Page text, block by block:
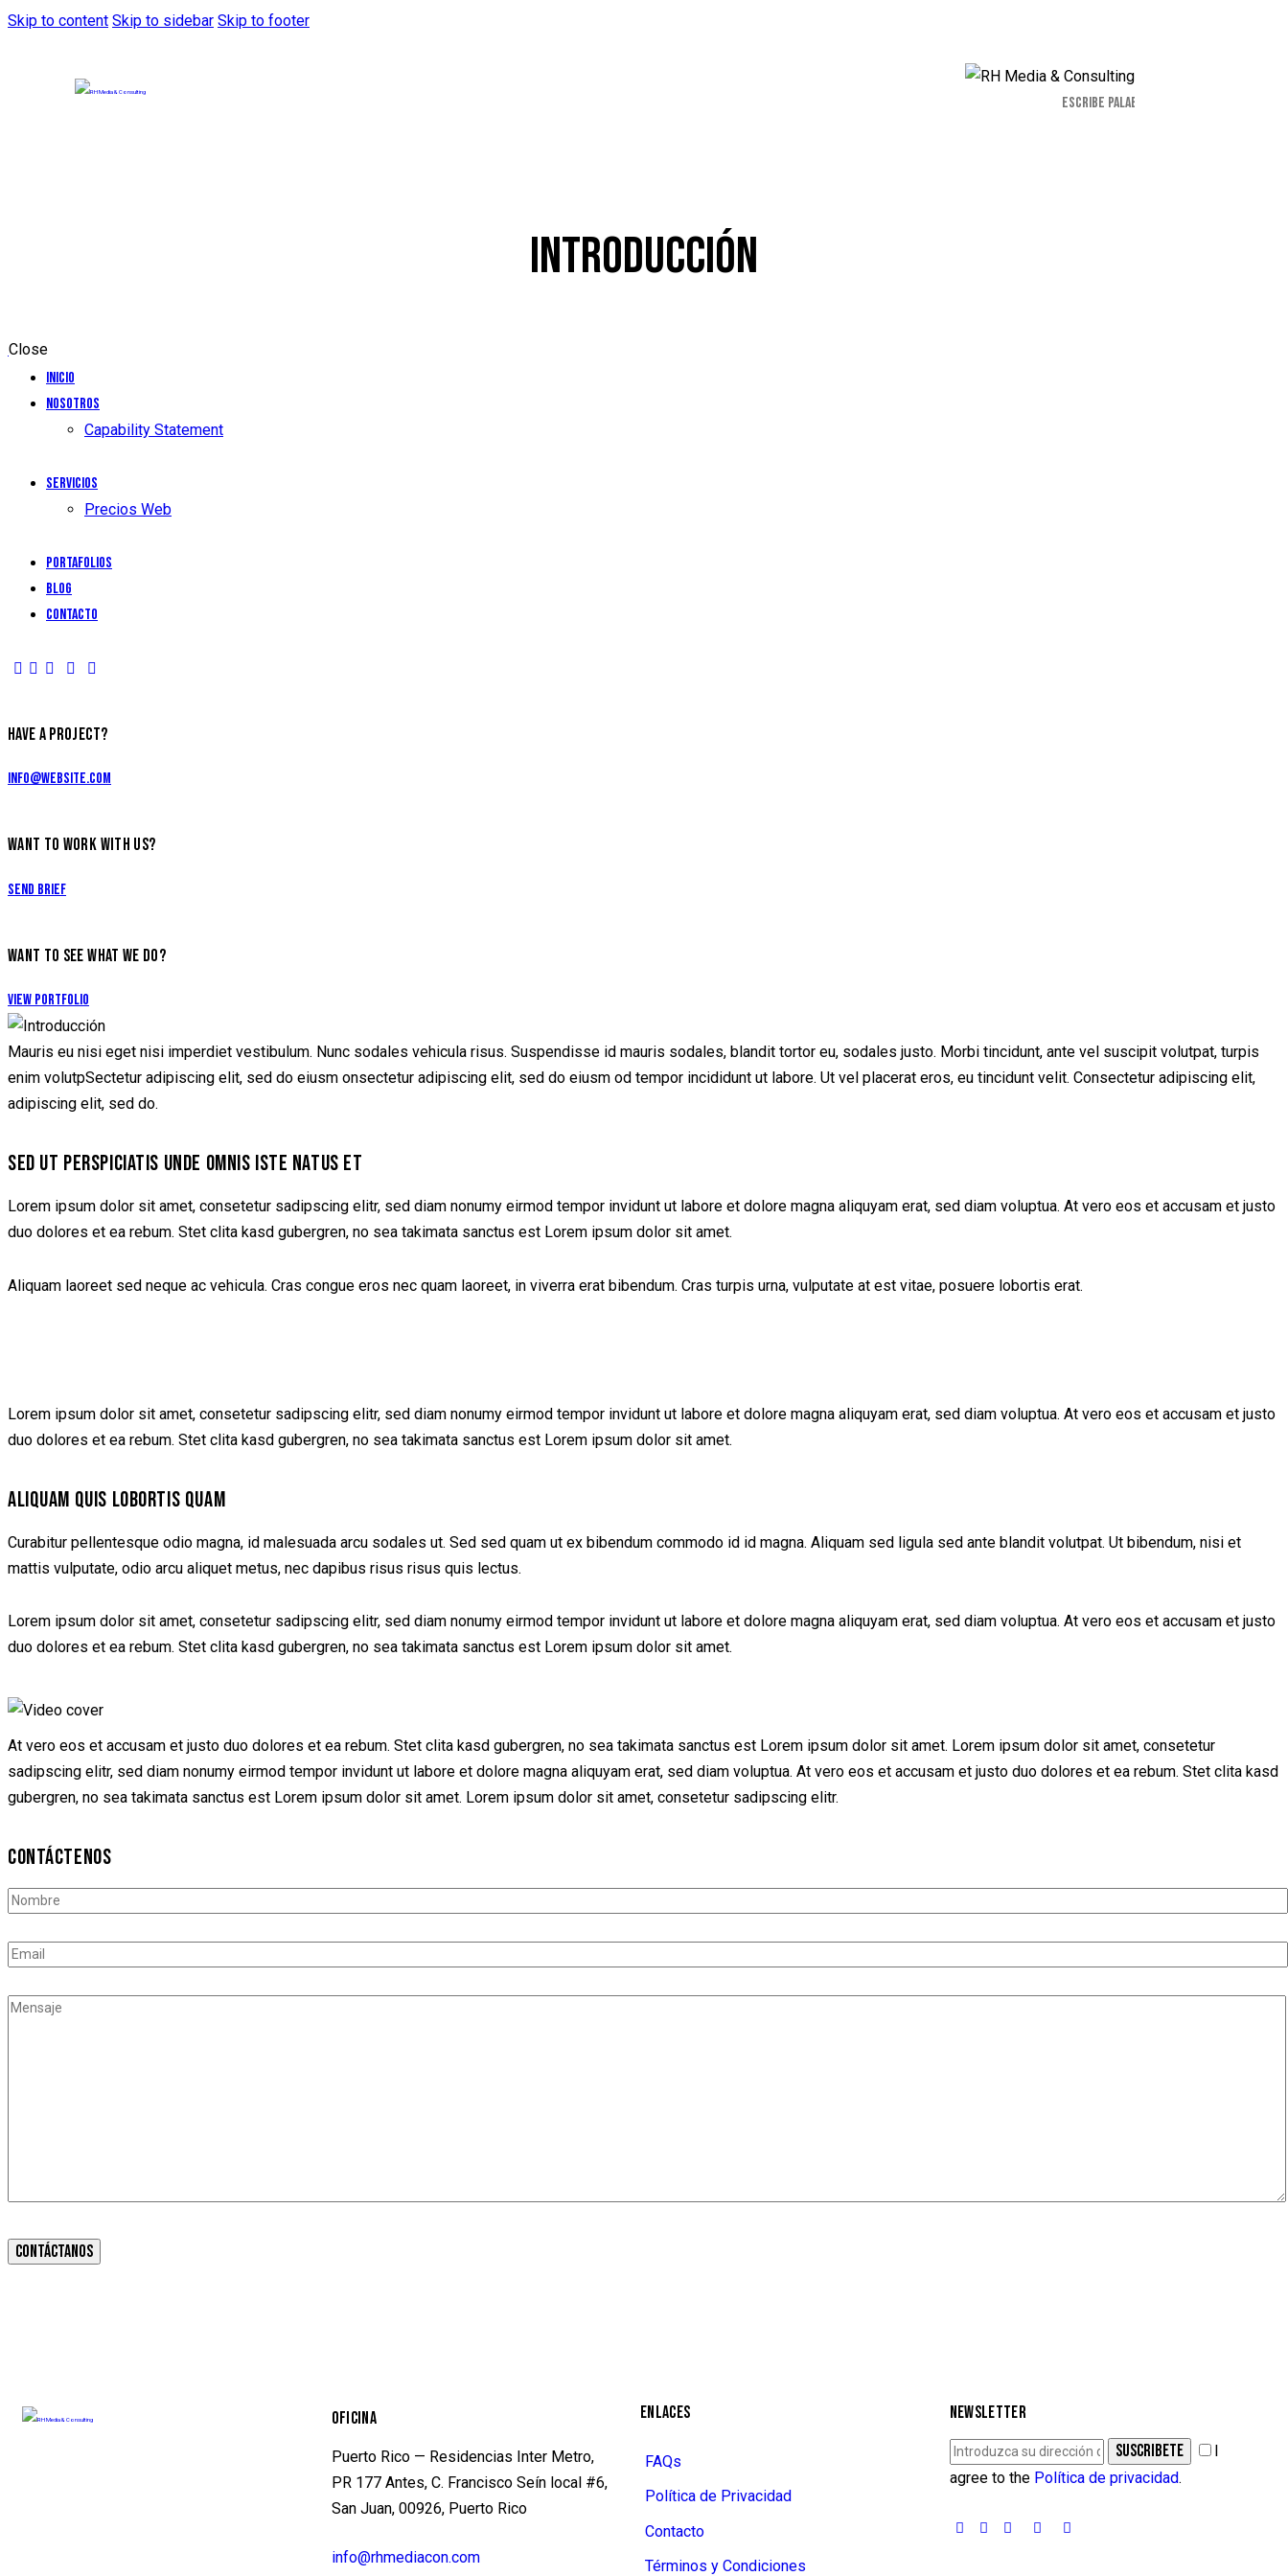
Skip to content Skip to sidebar Skip to footer
INTRODUCCIÓN
Close
Inicio
Nosotros
Capability Statement
Servicios
Precios Web
Portafolios
Blog
Contacto
HAVE A PROJECT?
info@website.com
WANT TO WORK WITH US?
Send Brief
WANT TO SEE WHAT WE DO?
View Portfolio
Mauris eu nisi eget nisi imperdiet vestibulum. Nunc sodales vehicula risus. Suspendisse id mauris sodales, blandit tortor eu, sodales justo. Morbi tincidunt, ante vel suscipit volutpat, turpis
enim volutpSectetur adipiscing elit, sed do eiusm onsectetur adipiscing elit, sed do eiusm od tempor incididunt ut labore. Ut vel placerat eros, eu tincidunt velit. Consectetur adipiscing elit,
adipiscing elit, sed do.
SED UT PERSPICIATIS UNDE OMNIS ISTE NATUS ET
Lorem ipsum dolor sit amet, consetetur sadipscing elitr, sed diam nonumy eirmod tempor invidunt ut labore et dolore magna aliquyam erat, sed diam voluptua. At vero eos et accusam et justo
duo dolores et ea rebum. Stet clita kasd gubergren, no sea takimata sanctus est Lorem ipsum dolor sit amet.
Aliquam laoreet sed neque ac vehicula. Cras congue eros nec quam laoreet, in viverra erat bibendum. Cras turpis urna, vulputate at est vitae, posuere lobortis erat.
Lorem ipsum dolor sit amet, consetetur sadipscing elitr, sed diam nonumy eirmod tempor invidunt ut labore et dolore magna aliquyam erat, sed diam voluptua. At vero eos et accusam et justo
duo dolores et ea rebum. Stet clita kasd gubergren, no sea takimata sanctus est Lorem ipsum dolor sit amet.
ALIQUAM QUIS LOBORTIS QUAM
Curabitur pellentesque odio magna, id malesuada arcu sodales ut. Sed sed quam ut ex bibendum commodo id id magna. Aliquam sed ligula sed ante blandit volutpat. Ut bibendum, nisi et
mattis vulputate, odio arcu aliquet metus, nec dapibus risus risus quis lectus.
Lorem ipsum dolor sit amet, consetetur sadipscing elitr, sed diam nonumy eirmod tempor invidunt ut labore et dolore magna aliquyam erat, sed diam voluptua. At vero eos et accusam et justo
duo dolores et ea rebum. Stet clita kasd gubergren, no sea takimata sanctus est Lorem ipsum dolor sit amet.
At vero eos et accusam et justo duo dolores et ea rebum. Stet clita kasd gubergren, no sea takimata sanctus est Lorem ipsum dolor sit amet. Lorem ipsum dolor sit amet, consetetur
sadipscing elitr, sed diam nonumy eirmod tempor invidunt ut labore et dolore magna aliquyam erat, sed diam voluptua. At vero eos et accusam et justo duo dolores et ea rebum. Stet clita kasd
gubergren, no sea takimata sanctus est Lorem ipsum dolor sit amet. Lorem ipsum dolor sit amet, consetetur sadipscing elitr.
CONTÁCTENOS
OFICINA
Puerto Rico — Residencias Inter Metro,
PR 177 Antes, C. Francisco Seín local #6,
San Juan, 00926, Puerto Rico
info@rhmediacon.com
ENLACES
FAQs
Política de Privacidad
Contacto
Términos y Condiciones
NEWSLETTER
SUSCRIBETE
I
agree to the Política de privacidad.